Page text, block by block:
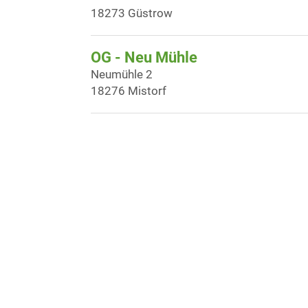
18273 Güstrow
OG - Neu Mühle
Neumühle 2
18276 Mistorf